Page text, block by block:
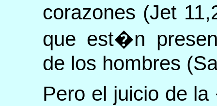
corazones (Jet
que est�n
de los hombres
Pero el juicio de